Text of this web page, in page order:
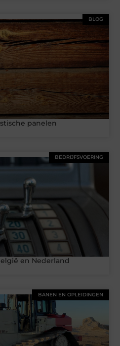
BLOG
panelen
BEDRIJFSVOERING
en Nederland
BANEN EN OPLEIDINGEN